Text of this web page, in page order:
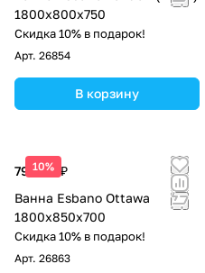
1800x800x750
Скидка 10% в подарок!
Арт. 26854
В корзину
10%
79 688 ₽
Ванна Esbano Ottawa
1800x850x700
Скидка 10% в подарок!
Арт. 26863